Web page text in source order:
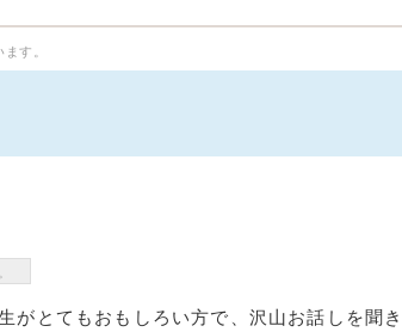
す。
がとてもおもしろい方で、沢山お話しを聞き